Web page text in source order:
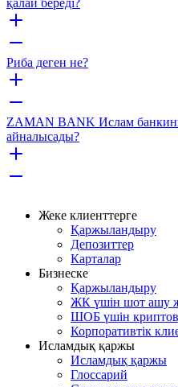
Риба деген не?
ZAMАN BANK Ислам
айналысады?
Жеке клиенттерге
Қаржыландыру
Депозиттер
Карталар
Бизнеске
Қаржыландыру
ЖК үшін шот ашу
ШОБ үшін
Корпоративтік
Исламдық қаржы
Исламдық қаржы
Глоссарий